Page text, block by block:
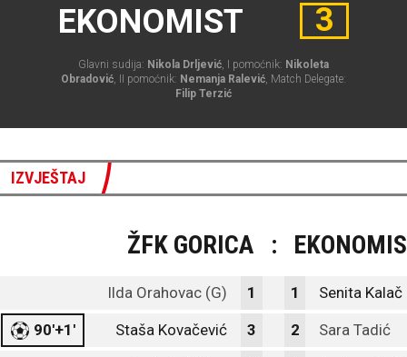
EKONOMIST
3
Glavni sudija: Nikola Drljević, I pomoćnik: Nikoleta
Obradović, II pomoćnik: Nemanja Ralević, Match Delegate:
Filip Terzić
IZVJEŠTAJ
ŽFK GORICA :
Ilda Orahovac (G) 1 1 Senita Kalač
90'+1' Staša Kovačević 3 2 Sara Tadić